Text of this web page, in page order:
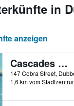
in
anzeigen
Cascades Motor Inn
1,6 km vom